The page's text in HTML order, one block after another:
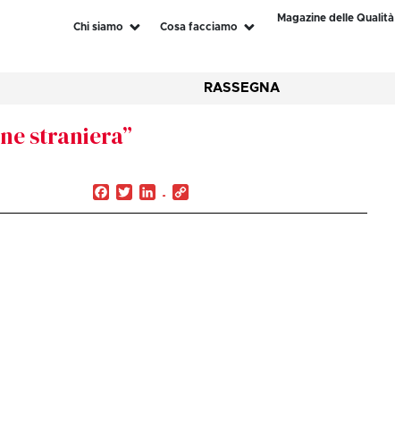
Chi siamo Cosa facciamo
Magazine delle Qualità
RASSEGNA
straniera”
Facebook
TwitterLinkedIn